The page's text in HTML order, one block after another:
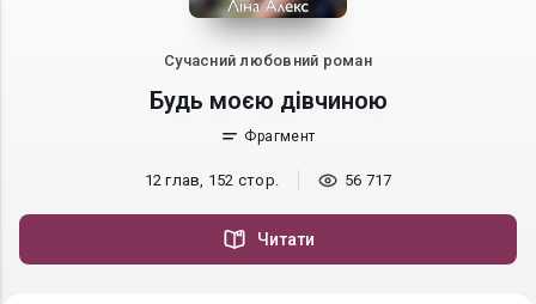
Сучасний любовний роман
Будь моєю дівчиною
Фрагмент
12 глав, 152 стор. 56 717
Читати